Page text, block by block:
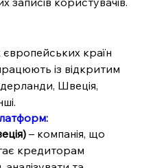
країн
із відкритим
Швеція,
– компанія, що
кредиторам